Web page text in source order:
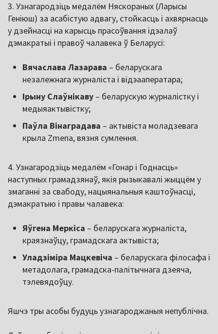
3. Узнагародзіць медалём Няскораных (Ларысы
Геніюш) за асабістую адвагу, стойкасць і ахвярнасць
у дзейнасці на карысць прасоўвання ідэалаў
дэмакратыі і правоў чалавека ў Беларусі:
Вячаслава Лазарава – беларускага
незалежнага журналіста і відэааператара;
Ірыну Слаўнікаву – беларускую журналістку і
медыяактывістку;
Паўла Вінаградава – актывіста моладзевага
крыла Zmena, вязня сумлення.
4. Узнагародзіць медалём «Гонар і Годнасць»
наступных грамадзянаў, якія рызыкавалі жыццём у
змаганні за свабоду, нацыянальныя каштоўнасці,
дэмакратыю і правы чалавека:
Яўгена Меркіса – беларускага журналіста,
краязнаўцу, грамадскага актывіста;
Уладзіміра Мацкевіча – беларускага філосафа і
метадолага, грамадска-палітычнага дзеяча,
тэлевядоўцу.
Яшчэ тры асобы будуць узнагароджаныя непублічна.